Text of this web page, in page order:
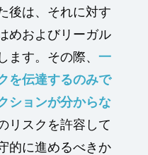
後は、それに対す
めおよびリーガル
ます。その際、 一
を伝達するのみで
ションが分からな
リスクを許容して
的に進めるべきか